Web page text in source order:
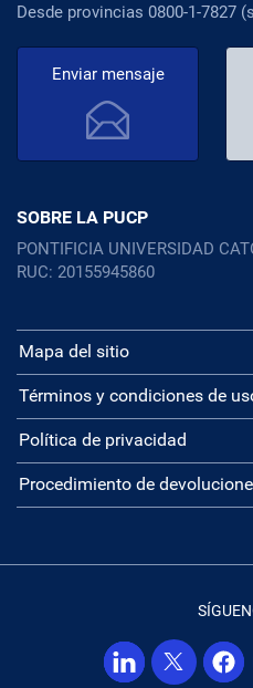
Desde provincias 0800-1-7827
Enviar mensaje
SOBRE LA PUCP
PONTIFICIA UNIVERSIDAD
RUC: 20155945860
Mapa del sitio
Términos y condiciones de
Política de privacidad
Procedimiento de